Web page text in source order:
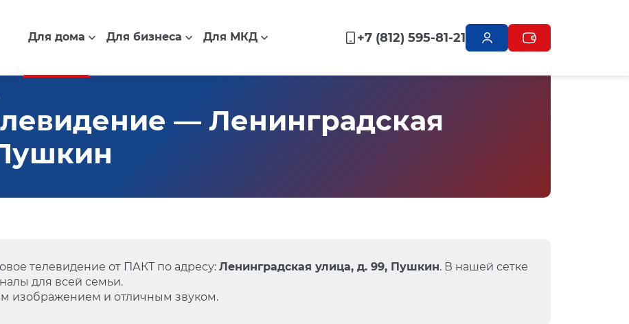
Для дома Для бизнеса Для МКД +7 (812) 595-81-21
— Ленинградская
телевидение от ПАКТ по адресу: Ленинградская улица, д. 99, Пушкин. В нашей сетке
для всей семьи.
изображением и отличным звуком.